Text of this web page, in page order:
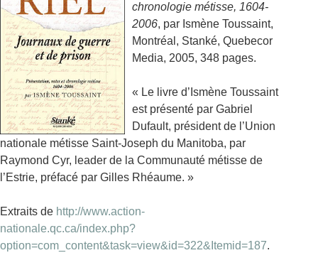
chronologie métisse, 1604-
2006, par Ismène Toussaint,
Montréal, Stanké, Quebecor
Media, 2005, 348 pages.
« Le livre d’Ismène Toussaint
est présenté par Gabriel
Dufault, président de l’Union
nationale métisse Saint-Joseph du Manitoba, par
Raymond Cyr, leader de la Communauté métisse de
l’Estrie, préfacé par Gilles Rhéaume. »
Extraits de http://www.action-
nationale.qc.ca/index.php?
option=com_content&task=view&id=322&Itemid=187.